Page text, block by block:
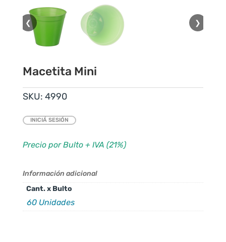
❮ ❯
Macetita Mini
SKU: 4990
INICIÁ SESIÓN
Precio por Bulto + IVA (21%)
Información adicional
Cant. x Bulto
60 Unidades